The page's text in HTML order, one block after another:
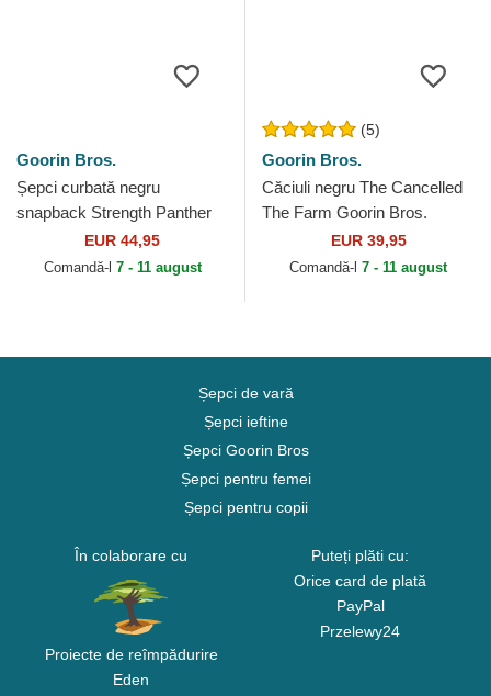
Goorin Bros.
Șepci curbată negru
snapback Strength Panther
Suede The Farm Goorin
Bros.
EUR 44,95
Comandă-l 7 - 11 august
(5)
Goorin Bros.
Căciuli negru The Cancelled
The Farm Goorin Bros.
EUR 39,95
Comandă-l 7 - 11 august
Șepci de vară
Șepci ieftine
Șepci Goorin Bros
Șepci pentru femei
Șepci pentru copii
În colaborare cu
Proiecte de reîmpădurire
Eden
Puteți plăti cu:
Orice card de plată
PayPal
Przelewy24